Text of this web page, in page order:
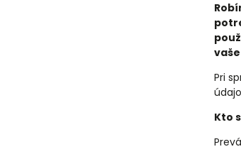
Pri
Kto